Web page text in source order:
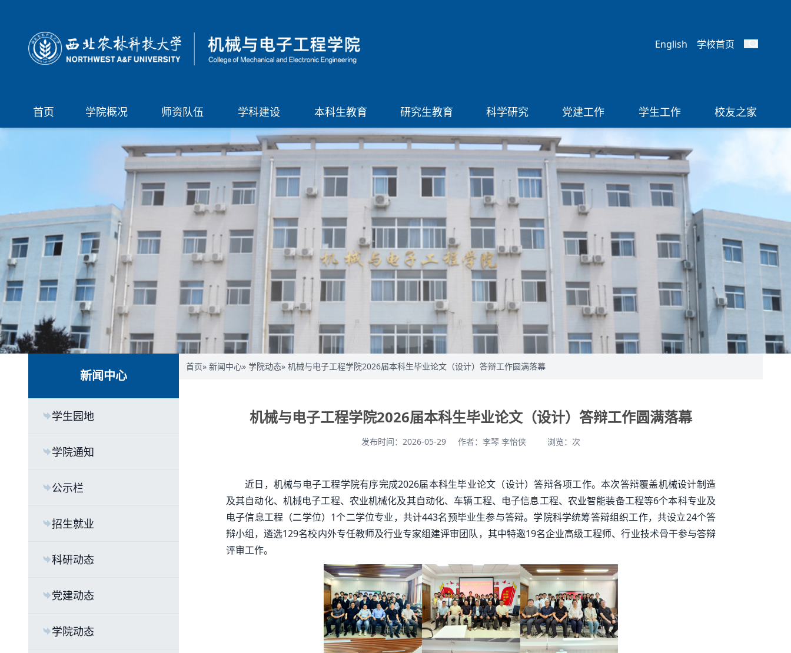
English 学校首页
首页 学院概况 师资队伍 学科建设 本科生教育 研究生教育 科学研究 党建工作 学生工作 校友之家
新闻中心
学生园地
学院通知
公示栏
招生就业
科研动态
党建动态
学院动态
首页» 新闻中心» 学院动态» 机械与电子工程学院2026届本科生毕业论文（设计）答辩工作圆满落幕
机械与电子工程学院2026届本科生毕业论文（设计）答辩工作圆满落幕
发布时间：2026-05-29 作者：李琴 李怡侠 浏览： 次
近日，机械与电子工程学院有序完成2026届本科生毕业论文（设计）答辩各项工作。本次答辩覆盖机械设计制造
及其自动化、机械电子工程、农业机械化及其自动化、车辆工程、电子信息工程、农业智能装备工程等6个本科专业及
电子信息工程（二学位）1个二学位专业，共计443名预毕业生参与答辩。学院科学统筹答辩组织工作，共设立24个答
辩小组，遴选129名校内外专任教师及行业专家组建评审团队，其中特邀19名企业高级工程师、行业技术骨干参与答辩
评审工作。